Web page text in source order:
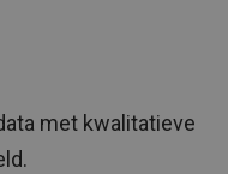
met kwalitatieve